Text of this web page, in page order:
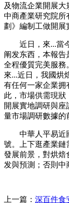
及物流企業開展
中商產業研究院所
劃》編制工做開展
近日，來...當今
阐发东西，本報
全程優質完美服務
來...近日，我國烘
有任何一家企業拥
此，市場供需現狀
開展實地調研與
量市場調研數據的
中華人平易近國
號。上下逛產業鏈
發展前景，對烘焙
发與預測；否則中
上一篇： 深百件食